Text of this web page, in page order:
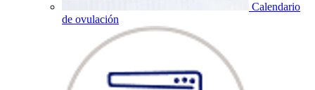
Calendario
de ovulación